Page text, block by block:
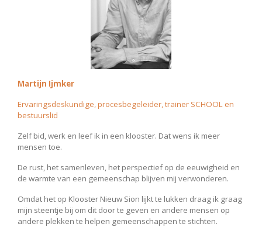
Martijn Ijmker
Ervaringsdeskundige,procesbegeleider, trainer SCHOOL en
bestuurslid
Zelf bid, werk en leef ik in een klooster. Dat wens ik meer
mensen toe.
De rust, het samenleven, het perspectief op de eeuwigheid en
de warmte van een gemeenschap blijven mij verwonderen.
Omdat het op Klooster Nieuw Sion lijkt te lukken draag ik graag
mijn steentje bij om dit door te geven en andere mensen op
andere plekken te helpen gemeenschappen te stichten.